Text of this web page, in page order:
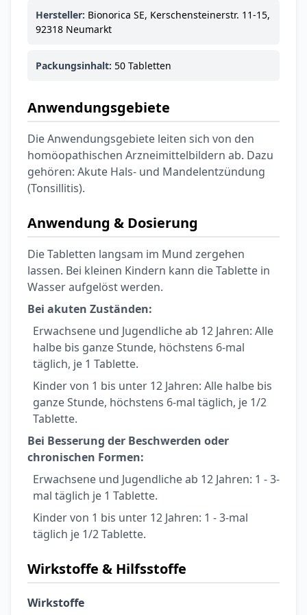
3,79 € 3,95 € -4%
ARZNEIMITTEL & GESUNDHEIT
Alkoholtupfer,
ARZNEIMITTEL & GESUNDHEIT
Lefax® extra
Kautabletten
7,69 € 8,09 € -5%
ARZNEIMITTEL & GESUNDHEIT
Hametum
Hämorrhoidensalbe:
Bei Hämorrhoiden
& Juckreiz
12,04 € 12,95 €
Nach Marke kaufen
Hersteller: Bionorica SE, Kerschensteinerstr. 11-15,
92318 Neumarkt
Packungsinhalt: 50 Tabletten
Anwendungsgebiete
Die Anwendungsgebiete leiten sich von den
homöopathischen Arzneimittelbildern ab. Dazu
gehören: Akute Hals- und Mandelentzündung
(Tonsillitis).
Anwendung & Dosierung
Die Tabletten langsam im Mund zergehen
lassen. Bei kleinen Kindern kann die Tablette in
Wasser aufgelöst werden.
Bei akuten Zuständen:
Erwachsene und Jugendliche ab 12 Jahren: Alle
halbe bis ganze Stunde, höchstens 6-mal
täglich, je 1 Tablette.
Kinder von 1 bis unter 12 Jahren: Alle halbe bis
ganze Stunde, höchstens 6-mal täglich, je 1/2
Tablette.
Bei Besserung der Beschwerden oder
chronischen Formen:
Erwachsene und Jugendliche ab 12 Jahren: 1 - 3-
mal täglich je 1 Tablette.
Kinder von 1 bis unter 12 Jahren: 1 - 3-mal
täglich je 1/2 Tablette.
Wirkstoffe & Hilfsstoffe
Wirkstoffe